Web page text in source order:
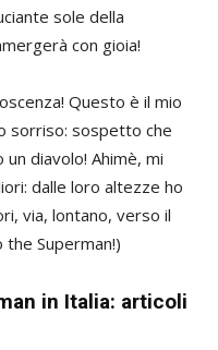
sole della
con gioia!
Questo è il mio
sorriso: sospetto che
diavolo! Ahimè, mi
dalle loro altezze ho
via, lontano, verso il
Superman!)
in Italia: articoli